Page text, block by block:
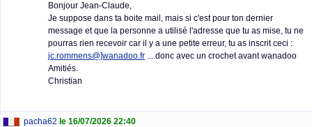
Bonjour Jean-Claude,
Je suppose dans ta boite mail, mais si c'est pour ton dernier
message et que la personne a utilisé l'adresse que tu as mise, tu ne
pourras rien recevoir car il y a une petite erreur, tu as inscrit ceci :
jc.rommens@]wanadoo.fr ....donc avec un crochet avant wanadoo
Amitiés.
Christian
pacha62 le 16/07/2026 22:40